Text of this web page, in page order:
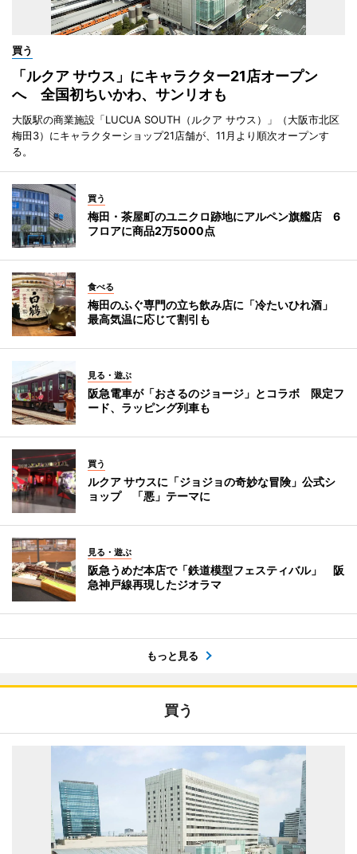
買う
「ルクア サウス」にキャラクター21店オープン
へ 全国初ちいかわ、サンリオも
大阪駅の商業施設「LUCUA SOUTH（ルクア サウス）」（大阪市北区
梅田3）にキャラクターショップ21店舗が、11月より順次オープンす
る。
買う
梅田・茶屋町のユニクロ跡地にアルペン旗艦店 6
フロアに商品2万5000点
食べる
梅田のふぐ専門の立ち飲み店に「冷たいひれ酒」
最高気温に応じて割引も
見る・遊ぶ
阪急電車が「おさるのジョージ」とコラボ 限定フ
ード、ラッピング列車も
買う
ルクア サウスに「ジョジョの奇妙な冒険」公式シ
ョップ 「悪」テーマに
見る・遊ぶ
阪急うめだ本店で「鉄道模型フェスティバル」 阪
急神戸線再現したジオラマ
もっと見る
買う